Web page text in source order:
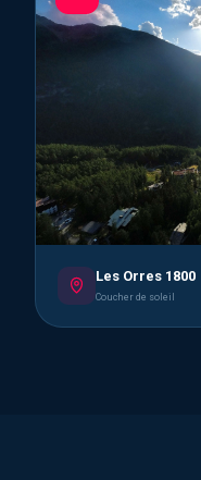
Les Orres 1800
Coucher de soleil